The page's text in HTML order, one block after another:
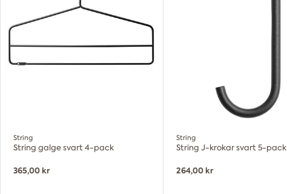
String
String galge svart 4-pack
365,00 kr
String
String J-krokar svart 5-pack
264,00 kr